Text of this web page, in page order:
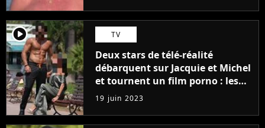
player2 TV
Deux stars de télé-réalité
débarquent sur Jacquie et Michel
et tournent un film porno : les
premières images du tournage
(exclu)
19 juin 2023